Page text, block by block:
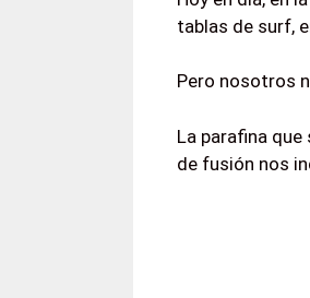
tablas de surf,
Pero nosotros
La parafina
de fusión nos